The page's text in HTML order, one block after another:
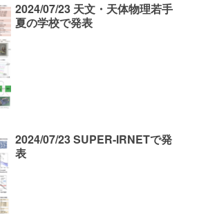
2024/07/23 天文・天体物理若手
夏の学校で発表
2024/07/23 SUPER-IRNETで発
表